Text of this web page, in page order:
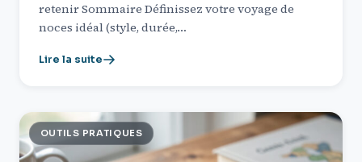
retenir Sommaire Définissez votre voyage de
noces idéal (style, durée,…
Lire la suite
OUTILS PRATIQUES